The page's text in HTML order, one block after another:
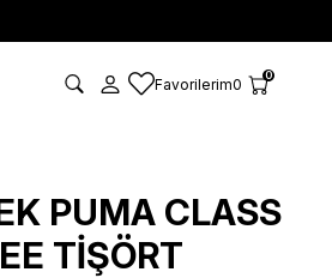
Favorilerim0 0
PUMA CLASS
TİŞÖRT